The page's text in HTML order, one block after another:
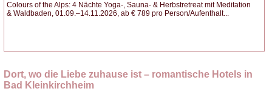
Colours of the Alps: 4 Nächte Yoga-, Sauna- & Herbstretreat mit Meditation
& Waldbaden, 01.09.–14.11.2026, ab € 789 pro Person/Aufenthalt...
Dort, wo die Liebe zuhause ist – romantische Hotels in
Bad Kleinkirchheim